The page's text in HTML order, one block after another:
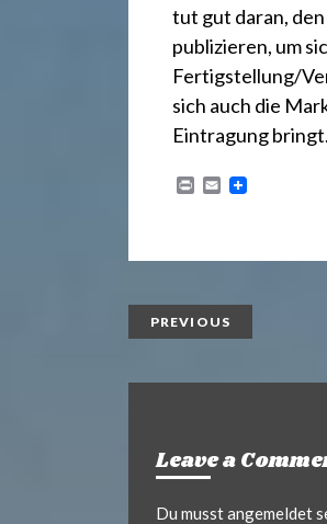
tut gut daran,
publizieren, um
Fertigstellung/
sich auch die
Eintragung bringt.
E
PREVIOUS
Leave a
Du musstangemeldet